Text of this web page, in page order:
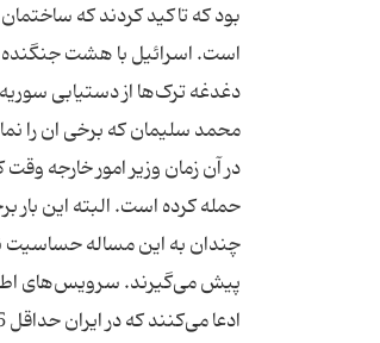
بود که تاکید کردند که
است. اسرائیل با هشت جنگنده
محمد سلیمان که برخی ان را
در آن زمان وزیر امور خارجه
حمله کرده است. البته این بار
چندان به این مساله حساسیت
پیش می‌گیرند. سرویس‌های